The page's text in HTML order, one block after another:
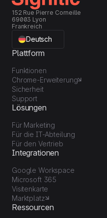
152 Rue Pierre Corneille
69003 Lyon
Frankreich
Deutsch
Plattform
Funktionen
Chrome-Erweiterung
Sicherheit
Support
Lösungen
Für Marketing
Für die IT-Abteilung
Für den Vertrieb
Integrationen
Google Workspace
Microsoft 365
Visitenkarte
Marktplatz
Ressourcen